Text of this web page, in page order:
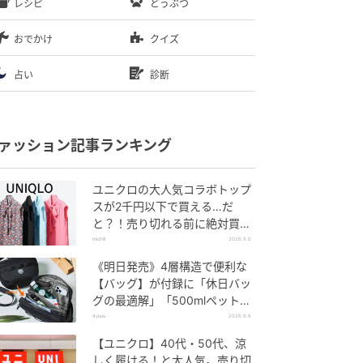
レシピ どうぶつ
おでかけ クイズ
占い 診断
ッション記事ランキング
ユニクロの大人気コラボトップ
スが2千円以下で買える…だ
と？！売り切れる前に絶対買
い！
michill 2026.8.6
《明日発売》4層構造で便利な
【バッグ】が付録に「休日バッ
グの最適解」「500mlペットボ
トルも入る」
4yuuu 2026.8.6
【ユニクロ】40代・50代、涼
しく履ける！と大人気。売り切